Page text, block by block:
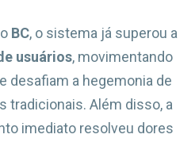
BC, o sistema já superou a
usuários, movimentando
desafiam a hegemonia de
tradicionais. Além disso, a
imediato resolveu dores